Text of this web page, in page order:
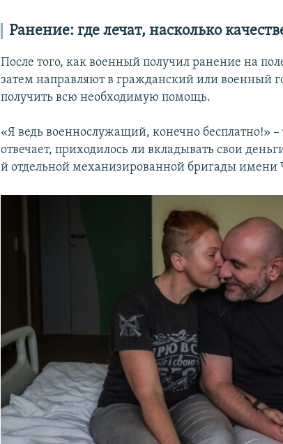
Ранение: где лечат, насколько
После того, как военный получил ранение на
затем направляют в гражданский или военный
получить всю необходимую помощь.
«Я ведь военнослужащий, конечно бесплатно!» –
отвечает, приходилось ли вкладывать свои
й отдельной механизированной бригады